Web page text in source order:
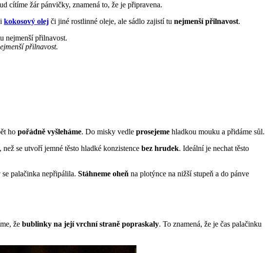
cítíme žár pánvičky, znamená to, že je připravena.
kokosový olej či jiné rostlinné oleje, ale sádlo zajistí tu nejmenší přilnavost.
přilnavost.
ho pořádně vyšleháme. Do misky vedle prosejeme hladkou mouku a přidáme sůl.
se utvoří jemné těsto hladké konzistence bez hrudek. Ideální je nechat těsto
palačinka nepřipálila. Stáhneme oheň na plotýnce na nižší stupeň a do pánve
že bublinky na její vrchní straně popraskaly. To znamená, že je čas palačinku